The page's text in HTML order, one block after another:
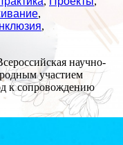
,
,
научно-
участием
к сопровождению